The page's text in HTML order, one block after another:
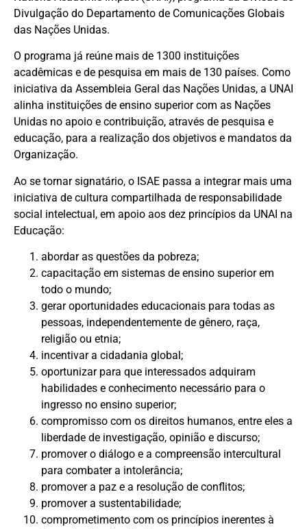
Divulgação do Departamento de Comunicações Globais
das Nações Unidas.
O programa já reúne mais de 1300 instituições
acadêmicas e de pesquisa em mais de 130 países. Como
iniciativa da Assembleia Geral das Nações Unidas, a UNAI
alinha instituições de ensino superior com as Nações
Unidas no apoio e contribuição, através de pesquisa e
educação, para a realização dos objetivos e mandatos da
Organização.
Ao se tornar signatário, o ISAE passa a integrar mais uma
iniciativa de cultura compartilhada de responsabilidade
social intelectual, em apoio aos dez princípios da UNAI na
Educação:
abordar as questões da pobreza;
capacitação em sistemas de ensino superior em
todo o mundo;
gerar oportunidades educacionais para todas as
pessoas, independentemente de gênero, raça,
religião ou etnia;
incentivar a cidadania global;
oportunizar para que interessados adquiram
habilidades e conhecimento necessário para o
ingresso no ensino superior;
compromisso com os direitos humanos, entre eles a
liberdade de investigação, opinião e discurso;
promover o diálogo e a compreensão intercultural
para combater a intolerância;
promover a paz e a resolução de conflitos;
promover a sustentabilidade;
comprometimento com os princípios inerentes à